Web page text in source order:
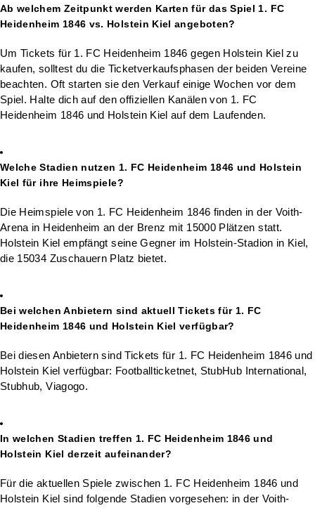
Ab welchem Zeitpunkt werden Karten für das Spiel 1. FC
Heidenheim 1846 vs. Holstein Kiel angeboten?
Um Tickets für 1. FC Heidenheim 1846 gegen Holstein Kiel zu
kaufen, solltest du die Ticketverkaufsphasen der beiden Vereine
beachten. Oft starten sie den Verkauf einige Wochen vor dem
Spiel. Halte dich auf den offiziellen Kanälen von 1. FC
Heidenheim 1846 und Holstein Kiel auf dem Laufenden.
Welche Stadien nutzen 1. FC Heidenheim 1846 und Holstein
Kiel für ihre Heimspiele?
Die Heimspiele von 1. FC Heidenheim 1846 finden in der Voith-
Arena in Heidenheim an der Brenz mit 15000 Plätzen statt.
Holstein Kiel empfängt seine Gegner im Holstein-Stadion in Kiel,
die 15034 Zuschauern Platz bietet.
Bei welchen Anbietern sind aktuell Tickets für 1. FC
Heidenheim 1846 und Holstein Kiel verfügbar?
Bei diesen Anbietern sind Tickets für 1. FC Heidenheim 1846 und
Holstein Kiel verfügbar: Footballticketnet, StubHub International,
Stubhub, Viagogo.
In welchen Stadien treffen 1. FC Heidenheim 1846 und
Holstein Kiel derzeit aufeinander?
Für die aktuellen Spiele zwischen 1. FC Heidenheim 1846 und
Holstein Kiel sind folgende Stadien vorgesehen: in der Voith-